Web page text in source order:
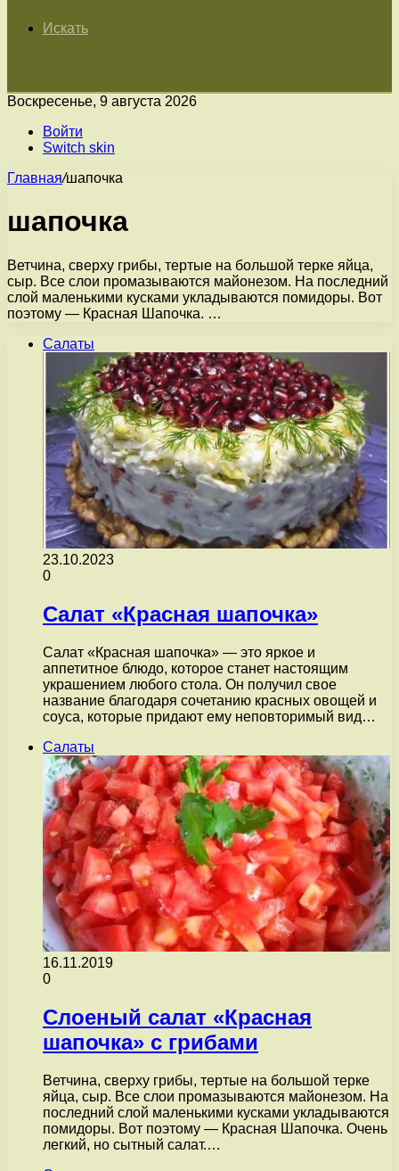
Искать
Воскресенье, 9 августа 2026
Войти
Switch skin
Главная/шапочка
шапочка
Ветчина, сверху грибы, тертые на большой терке яйца,
сыр. Все слои промазываются майонезом. На последний
слой маленькими кусками укладываются помидоры. Вот
поэтому — Красная Шапочка. …
Салаты
23.10.2023
0
Салат «Красная шапочка»
Салат «Красная шапочка» — это яркое и
аппетитное блюдо, которое станет настоящим
украшением любого стола. Он получил свое
название благодаря сочетанию красных овощей и
соуса, которые придают ему неповторимый вид…
Салаты
16.11.2019
0
Слоеный салат «Красная
шапочка» с грибами
Ветчина, сверху грибы, тертые на большой терке
яйца, сыр. Все слои промазываются майонезом. На
последний слой маленькими кусками укладываются
помидоры. Вот поэтому — Красная Шапочка. Очень
легкий, но сытный салат.…